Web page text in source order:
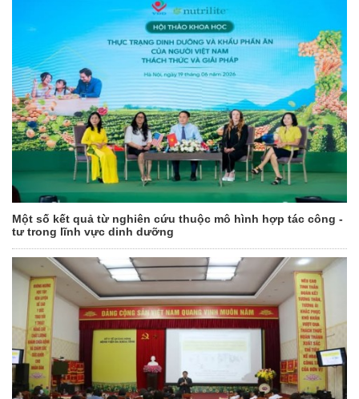
Một số kết quả từ nghiên cứu thuộc mô hình hợp tác công -
tư trong lĩnh vực dinh dưỡng